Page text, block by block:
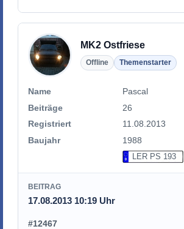
MK2 Ostfriese
Offline Themenstarter
Name
Pascal
Beiträge
26
Registriert
11.08.2013
Baujahr
1988
LER PS 193
BEITRAG
17.08.2013 10:19 Uhr
#12467